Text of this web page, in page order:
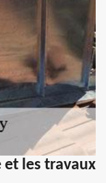
et les travaux